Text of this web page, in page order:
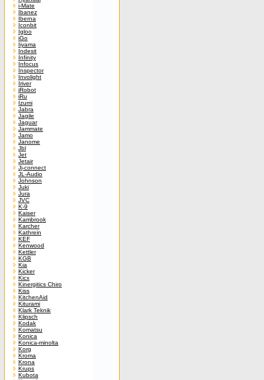
i-Mate
Ibanez
Iberna
Iconbit
Igloo
iGo
Iiyama
Indesit
Infinity
Infocus
Inspector
Involight
Iriver
iRobot
iRu
Izumi
Jabra
Jagile
Jaguar
Jammate
Jamo
Janome
Jbl
Jet
Jetair
Jj-connect
JL-Audio
Johnson
Juki
Jura
JVC
K-9
Kaiser
Kambrook
Karcher
Kathrein
KEF
Kenwood
Kettler
KGB
Kia
Kicker
Kicx
Kinergitics Chiro
Kiss
KitchenAid
Kiturami
Klark Teknik
Klipsch
Kodak
Komatsu
Konica
Konica-minolta
Korg
Kroma
Krona
Krups
Kubota